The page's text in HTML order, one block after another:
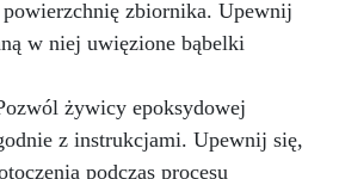
do utwardzenia.
Usuń brud i glony przed
powierzchnia = lepsza
stosować na PE, PP i PTFE.
można wiercić, piłować,
FAQ
Czy można
powierzchnię zbiornika. Upewnij
w niej uwięzione bąbelki
żywicy epoksydowej
z instrukcjami. Upewnij się,
podczas procesu